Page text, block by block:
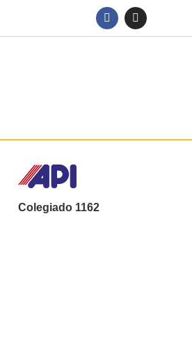
Colegiado 1162